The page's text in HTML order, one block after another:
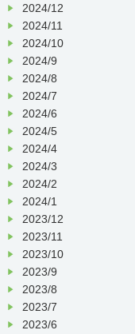
2024/12
2024/11
2024/10
2024/9
2024/8
2024/7
2024/6
2024/5
2024/4
2024/3
2024/2
2024/1
2023/12
2023/11
2023/10
2023/9
2023/8
2023/7
2023/6